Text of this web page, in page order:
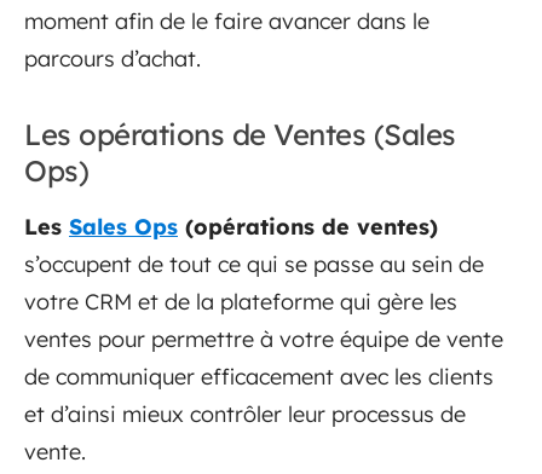
moment afin de le faire avancer dans le
parcours d’achat.
Les opérations de Ventes (Sales
Ops)
Les Sales Ops (opérations de ventes)
s’occupent de tout ce qui se passe au sein de
votre CRM et de la plateforme qui gère les
ventes pour permettre à votre équipe de vente
de communiquer efficacement avec les clients
et d’ainsi mieux contrôler leur processus de
vente.